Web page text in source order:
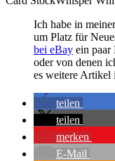
Ich habe in
um Platz für
bei eBay ein paar
oder von denen
es weitere Artikel
teilen
teilen
merken
E-Mail